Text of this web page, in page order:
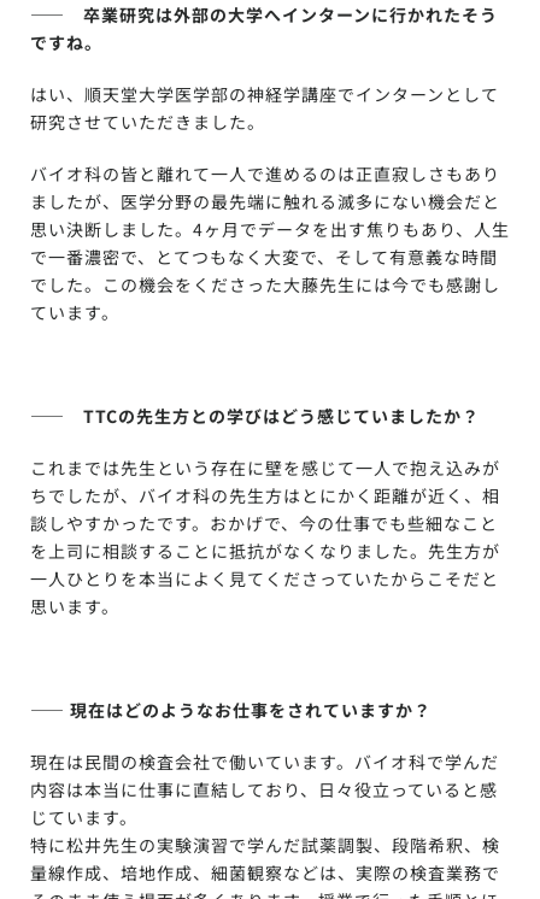
—— 卒業研究は外部の大学へインターンに行かれたそう
ですね。
はい、順天堂大学医学部の神経学講座でインターンとして
研究させていただきました。
バイオ科の皆と離れて一人で進めるのは正直寂しさもあり
ましたが、医学分野の最先端に触れる滅多にない機会だと
思い決断しました。4ヶ月でデータを出す焦りもあり、人生
で一番濃密で、とてつもなく大変で、そして有意義な時間
でした。この機会をくださった大藤先生には今でも感謝し
ています。
—— TTCの先生方との学びはどう感じていましたか？
これまでは先生という存在に壁を感じて一人で抱え込みが
ちでしたが、バイオ科の先生方はとにかく距離が近く、相
談しやすかったです。おかげで、今の仕事でも些細なこと
を上司に相談することに抵抗がなくなりました。先生方が
一人ひとりを本当によく見てくださっていたからこそだと
思います。
—— 現在はどのようなお仕事をされていますか？
現在は民間の検査会社で働いています。バイオ科で学んだ
内容は本当に仕事に直結しており、日々役立っていると感
じています。
特に松井先生の実験演習で学んだ試薬調製、段階希釈、検
量線作成、培地作成、細菌観察などは、実際の検査業務で